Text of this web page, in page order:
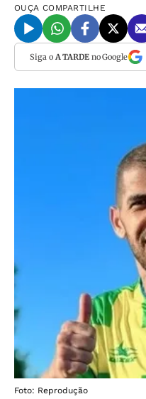
OUÇA COMPARTILHE
Siga o A TARDEno Google
Foto: Reprodução